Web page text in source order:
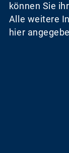
können Sie
Alle weitere
hier